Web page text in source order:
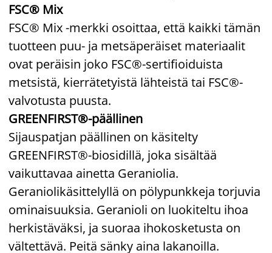
FSC® Mix
FSC® Mix -merkki osoittaa, että kaikki tämän
tuotteen puu- ja metsäperäiset materiaalit
ovat peräisin joko FSC®-sertifioiduista
metsistä, kierrätetyistä lähteistä tai FSC®-
valvotusta puusta.
GREENFIRST®-päällinen
Sijauspatjan päällinen on käsitelty
GREENFIRST®-biosidillä, joka sisältää
vaikuttavaa ainetta Geraniolia.
Geraniolikäsittelyllä on pölypunkkeja torjuvia
ominaisuuksia. Geranioli on luokiteltu ihoa
herkistäväksi, ja suoraa ihokosketusta on
vältettävä. Peitä sänky aina lakanoilla.